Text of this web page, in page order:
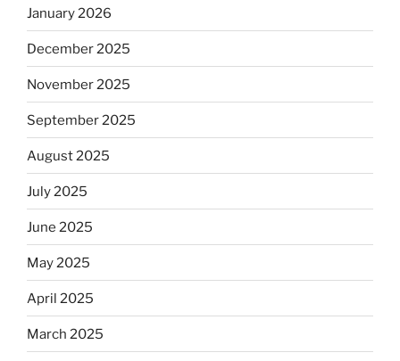
January 2026
December 2025
November 2025
September 2025
August 2025
July 2025
June 2025
May 2025
April 2025
March 2025